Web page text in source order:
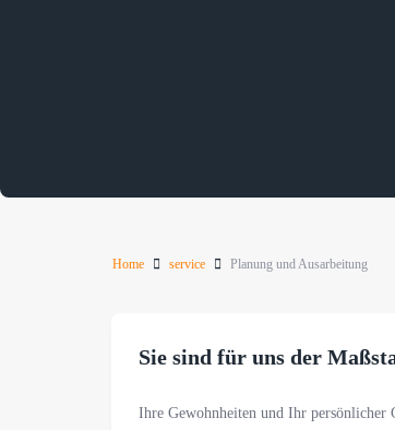
Home service Planung und Ausarbeitung
Sie sind für uns der
Ihre Gewohnheiten und Ihr persönlicher